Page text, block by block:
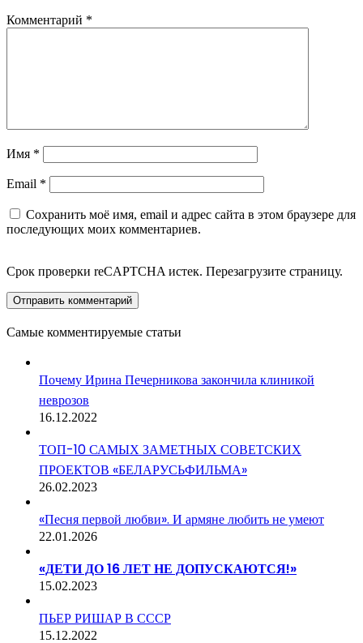
Комментарий *
Имя *
Email *
Сохранить моё имя, email и адрес сайта в этом браузере для
последующих моих комментариев.
Срок проверки reCAPTCHA истек. Перезагрузите страницу.
Самые комментируемые статьи
Почему Ирина Печерникова закончила клиникой
неврозов
16.12.2022
ТОП-10 САМЫХ ЗАМЕТНЫХ СОВЕТСКИХ
ПРОЕКТОВ «БЕЛАРУСЬФИЛЬМА»
26.02.2023
«Песня первой любви». И армяне любить не умеют
22.01.2026
«ДЕТИ ДО 16 ЛЕТ НЕ ДОПУСКАЮТСЯ!»
15.02.2023
ПЬЕР РИШАР В СССР
15.12.2022